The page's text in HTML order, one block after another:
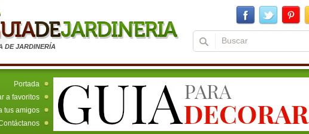
DE JARDINERÍA
Portada
a favoritos
tus amigos